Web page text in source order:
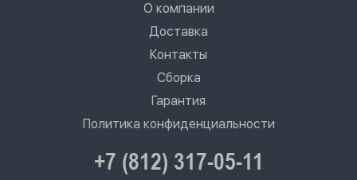
О компании
Доставка
Контакты
Сборка
Гарантия
Политика конфиденциальности
+7 (812) 317-05-11